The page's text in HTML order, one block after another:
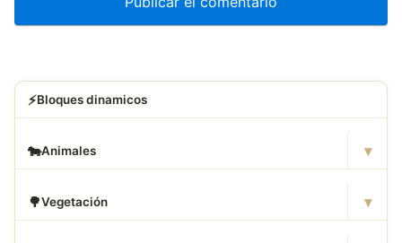
⚡Bloques dinamicos
🐄Animales ▾
🌳Vegetación ▾